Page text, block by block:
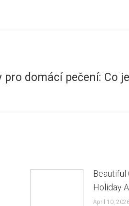
pro domácí pečení: Co
Beautiful
Holiday
April 10,